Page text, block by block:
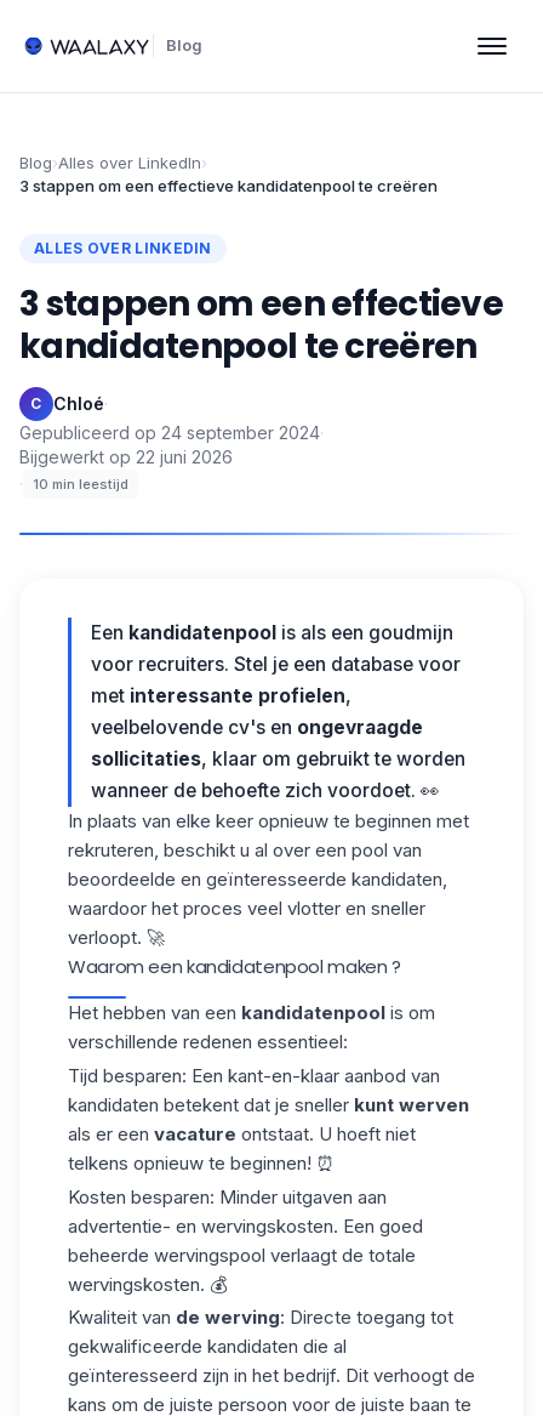
Blog
Blog›Alles over LinkedIn›
3 stappen om een effectieve kandidatenpool te creëren
ALLES OVER LINKEDIN
3 stappen om een effectieve
kandidatenpool te creëren
C Chloé·
Gepubliceerd op 24 september 2024·
Bijgewerkt op 22 juni 2026
·
10 min leestijd
Een kandidatenpool is als een goudmijn
voor recruiters. Stel je een database voor
met interessante profielen,
veelbelovende cv's en ongevraagde
sollicitaties, klaar om gebruikt te worden
wanneer de behoefte zich voordoet. 👀
In plaats van elke keer opnieuw te beginnen met
rekruteren, beschikt u al over een pool van
beoordeelde en geïnteresseerde kandidaten,
waardoor het proces veel vlotter en sneller
verloopt. 🚀
Waarom een kandidatenpool maken ?
Het hebben van een kandidatenpool is om
verschillende redenen essentieel:
Tijd besparen: Een kant-en-klaar aanbod van
kandidaten betekent dat je sneller kunt werven
als er een vacature ontstaat. U hoeft niet
telkens opnieuw te beginnen! ⏰
Kosten besparen: Minder uitgaven aan
advertentie- en wervingskosten. Een goed
beheerde wervingspool verlaagt de totale
wervingskosten. 💰
Kwaliteit van de werving: Directe toegang tot
gekwalificeerde kandidaten die al
geïnteresseerd zijn in het bedrijf. Dit verhoogt de
kans om de juiste persoon voor de juiste baan te